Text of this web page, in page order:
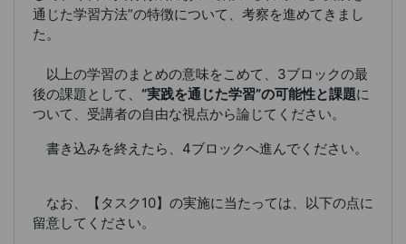
通じた学習方法”の特徴について、考察を進めてきまし
た。
以上の学習のまとめの意味をこめて、3ブロックの最
後の課題として、 “実践を通じた学習”の可能性と課題に
ついて、受講者の自由な視点から論じてください。
書き込みを終えたら、4ブロックへ進んでください。
なお、【タスク10】の実施に当たっては、以下の点に
留意してください。